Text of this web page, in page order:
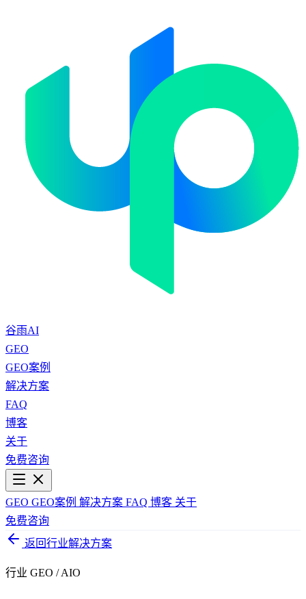
谷雨AI
GEO
GEO案例
解决方案
FAQ
博客
关于
免费咨询
GEO GEO案例 解决方案 FAQ 博客 关于
免费咨询
返回行业解决方案
行业 GEO / AIO